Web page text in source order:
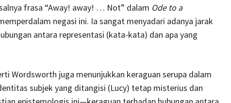
frasa “Away! away! … Not” dalam Ode to a
negasi ini. Ia sangat menyadari adanya jarak
antara representasi (kata-kata) dan apa yang
Wordsworth juga menunjukkan keraguan serupa dalam
subjek yang ditangisi (Lucy) tetap misterius dan